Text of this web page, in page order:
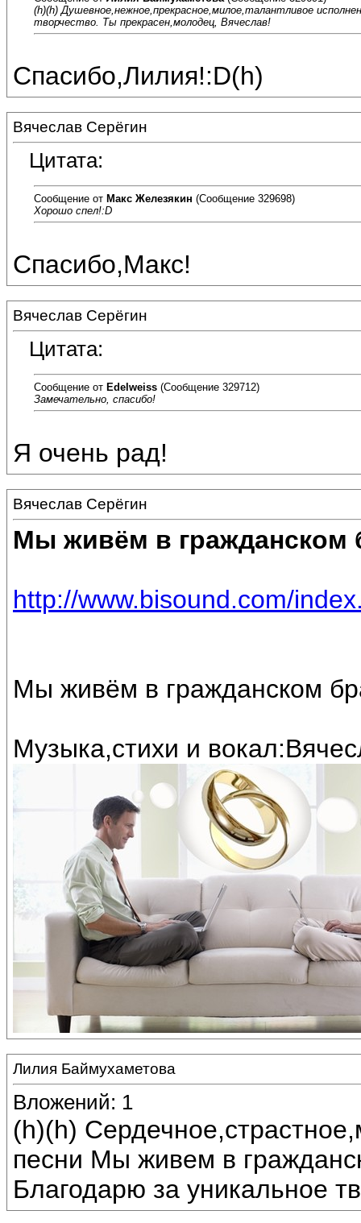
(h)(h) Душевное,нежное,прекрасное,милое,талантливое
творчество. Ты прекрасен,молодец, Вячеслав!
Спасибо,Лилия!:D(h)
Вячеслав Серёгин
Цитата:
Сообщение от Макс Железякин (Сообщение 329698)
Хорошо спел!:D
Спасибо,Макс!
Вячеслав Серёгин
Цитата:
Сообщение от Edelweiss (Сообщение 329712)
Замечательно, спасибо!
Я очень рад!
Вячеслав Серёгин
Мы живём в гражданском
http://www.bisound.com/
Мы живём в гражданском
Музыка,стихи и
Лилия Баймухаметова
Вложений: 1
(h)(h)
песни Мы живем в
Благодарю за уникальное